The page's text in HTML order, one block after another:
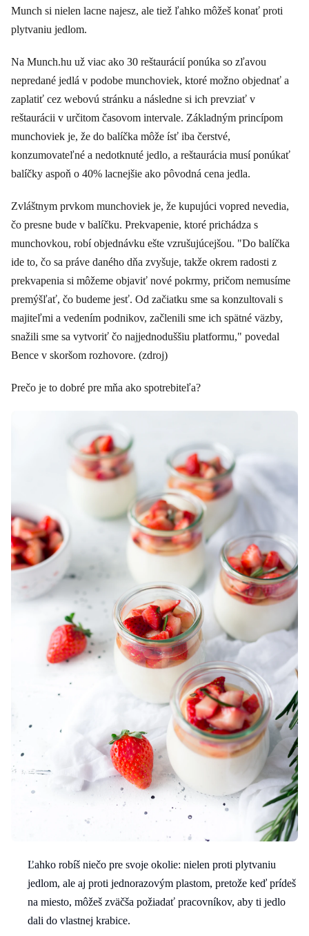
Munch si nielen lacne najesz, ale tiež ľahko môžeš konať proti
plytvaniu jedlom.
Na Munch.hu už viac ako 30 reštaurácií ponúka so zľavou
nepredané jedlá v podobe munchoviek, ktoré možno objednať a
zaplatiť cez webovú stránku a následne si ich prevziať v
reštaurácii v určitom časovom intervale. Základným princípom
munchoviek je, že do balíčka môže ísť iba čerstvé,
konzumovateľné a nedotknuté jedlo, a reštaurácia musí ponúkať
balíčky aspoň o 40% lacnejšie ako pôvodná cena jedla.
Zvláštnym prvkom munchoviek je, že kupujúci vopred nevedia,
čo presne bude v balíčku. Prekvapenie, ktoré prichádza s
munchovkou, robí objednávku ešte vzrušujúcejšou. "Do balíčka
ide to, čo sa práve daného dňa zvyšuje, takže okrem radosti z
prekvapenia si môžeme objaviť nové pokrmy, pričom nemusíme
premýšľať, čo budeme jesť. Od začiatku sme sa konzultovali s
majiteľmi a vedením podnikov, začlenili sme ich spätné väzby,
snažili sme sa vytvoriť čo najjednoduššiu platformu," povedal
Bence v skoršom rozhovore. (zdroj)
Prečo je to dobré pre mňa ako spotrebiteľa?
Ľahko robíš niečo pre svoje okolie: nielen proti plytvaniu
jedlom, ale aj proti jednorazovým plastom, pretože keď prídeš
na miesto, môžeš zväčša požiadať pracovníkov, aby ti jedlo
dali do vlastnej krabice.